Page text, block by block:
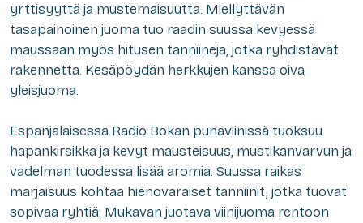
yrttisyyttä ja mustemaisuutta. Miellyttävän
tasapainoinen juoma tuo raadin suussa kevyessä
maussaan myös hitusen tanniineja, jotka ryhdistävät
rakennetta. Kesäpöydän herkkujen kanssa oiva
yleisjuoma.
Espanjalaisessa Radio Bokan punaviinissä tuoksuu
hapankirsikka ja kevyt mausteisuus, mustikanvarvun ja
vadelman tuodessa lisää aromia. Suussa raikas
marjaisuus kohtaa hienovaraiset tanniinit, jotka tuovat
sopivaa ryhtiä. Mukavan juotava viinijuoma rentoon